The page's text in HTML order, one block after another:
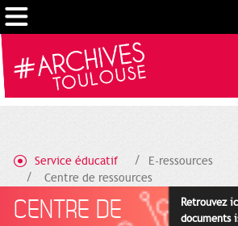
Service éducatif
E-ressources
Centre de ressources
CENTRE DE
Retrouvez
documents
Cookies management panel